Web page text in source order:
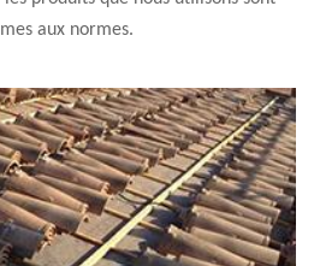
aux normes.